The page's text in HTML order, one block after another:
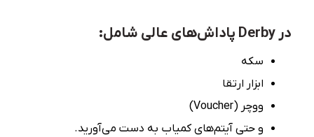
در Derby پاداش‌های عالی شامل:
سکه
ابزار ارتقا
ووچر (Voucher)
و حتی آیتم‌های کمیاب به دست می‌آورید.